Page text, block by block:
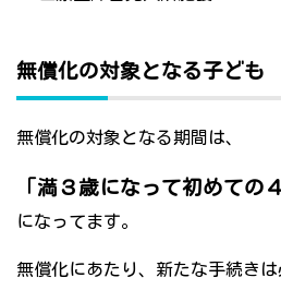
無償化の対象となる子ども
無償化の対象となる期間は、
「満３歳になって初めての
になってます。
無償化にあたり、新たな手続き